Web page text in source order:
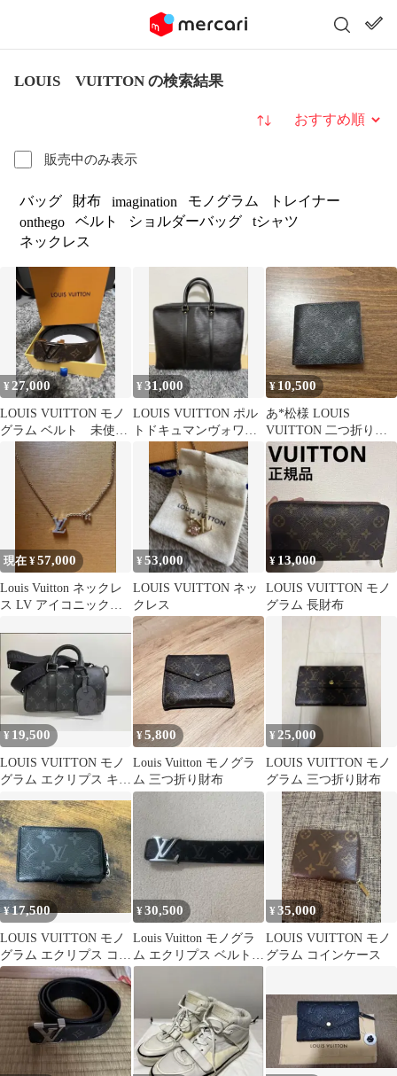
LOUIS VUITTON の検索結果
販売中のみ表示
並び替え
バッグ 財布 imagination モノグラム
トレイナー
onthego
ベルト ショルダーバッグ
tシャツ
ネックレス
¥ 27,000
LOUIS VUITTON モノ
グラム ベルト 未使用
に近い 105
¥31,000
LOUIS VUITTON ポル
トドキュマンヴォワヤ
ージュエピビジネスバ
ッグ
¥10,500
あ*松様 LOUIS
VUITTON 二つ折り財
布 ブラック
現在 ¥57,000
Louis Vuitton ネックレ
ス LV アイコニック
¥53,000
LOUIS VUITTON ネッ
クレス
¥ 13,000
LOUIS VUITTON モノ
グラム 長財布
¥ 19,500
LOUIS VUITTON モノ
グラム エクリプス キー
¥5,800
Louis Vuitton モノグラ
ム 三つ折り財布
¥25,000
LOUIS VUITTON モノ
グラム 三つ折り財布
¥17,500
LOUIS VUITTON モノ
グラム エクリプス コイ
ンケース
¥30,500
Louis Vuitton モノグラ
ム エクリプス ベルト
42/105
¥35,000
LOUIS VUITTON モノ
グラム コインケース